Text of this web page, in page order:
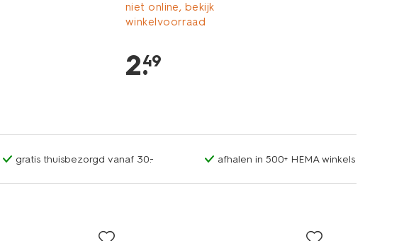
niet online, bekijk
winkelvoorraad
2.
49
gratis thuisbezorgd vanaf 30.- afhalen in 500+ HEMA winkels